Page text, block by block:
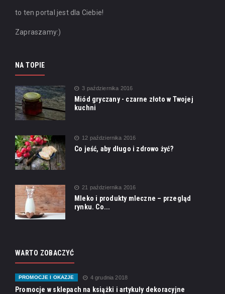
to ten portal jest dla Ciebie!
Zapraszamy:)
NA TOPIE
3 października 2016
Miód gryczany - czarne złoto w Twojej
kuchni
12 października 2016
Co jeść, aby długo i zdrowo żyć?
21 października 2016
Mleko i produkty mleczne – przegląd
rynku. Co...
WARTO ZOBACZYĆ
PROMOCJE I OKAZJE 4 grudnia 2018
Promocje w sklepach na książki i artykuły dekoracyjne